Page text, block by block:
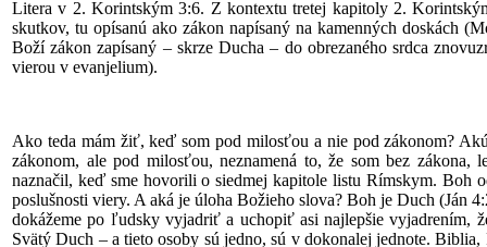
Litera v 2. Korintským 3:6. Z kontextu tretej kapitoly 2.
skutkov, tu opísanú ako zákon napísaný na kamenných doskách
Boží zákon zapísaný – skrze Ducha – do obrezaného srdca
vierou v evanjelium).
Ako teda mám žiť, keď som pod milosťou a nie pod zákonom?
zákonom, ale pod milosťou, neznamená to, že som bez
naznačil, keď sme hovorili o siedmej kapitole listu Rímskym. Boh
poslušnosti viery. A aká je úloha Božieho slova? Boh je Duch (Ján
dokážeme po ľudsky vyjadriť a uchopiť asi najlepšie vyjadrením,
Svätý Duch – a tieto osoby sú jedno, sú v dokonalej jednote.